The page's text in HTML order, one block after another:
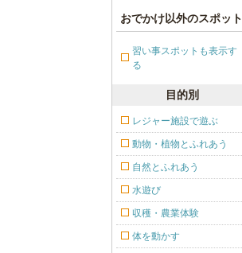
おでかけ以外のスポット
習い事スポットも表示す
る
目的別
レジャー施設で遊ぶ
動物・植物とふれあう
自然とふれあう
水遊び
収穫・農業体験
体を動かす